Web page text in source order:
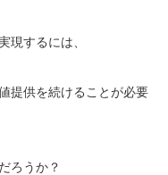
現するには、
提供を続けることが必要
ろうか？